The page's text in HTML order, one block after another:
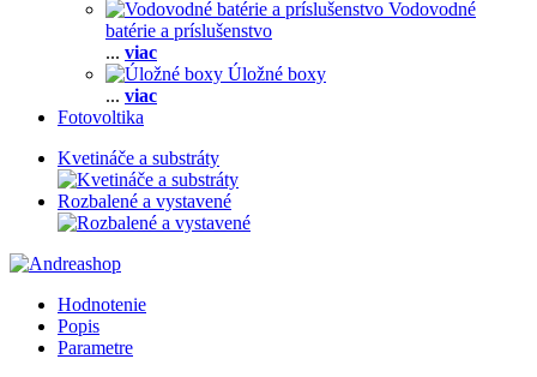
Vodovodné
batérie a príslušenstvo
... viac
Úložné boxy
... viac
Fotovoltika
Kvetináče a substráty
Rozbalené a vystavené
Hodnotenie
Popis
Parametre